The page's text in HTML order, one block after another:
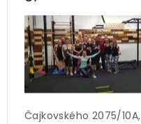
Čajkovského 2075/